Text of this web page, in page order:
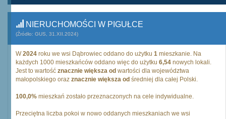
NIERUCHOMOŚCI W PIGUŁCE
(Źródło: GUS, 31.XII.2024)
W2024 roku we wsi Dąbrowiec oddano do użytku 1 mieszkanie. Na
każdych 1000 mieszkańców oddano więc do użytku 6,54 nowych lokali.
Jest to wartość znacznie większa od wartości dla województwa
małopolskiego oraz znacznie większa od średniej dla całej Polski.
100,0% mieszkań zostało przeznaczonych na cele indywidualne.
Przeciętna liczba pokoi w nowo oddanych mieszkaniach we wsi